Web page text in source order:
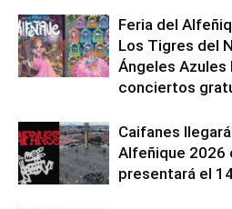
Feria del
Los Tigres del
Ángeles Azules
conciertos
Caifanes
Alfeñique 2026
presentará el